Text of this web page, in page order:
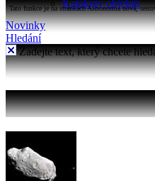
Katalogy objektů
Tato funkce je na stránkách Astronomia nová,
Novinky
Hledání
Zadejte text, který chcete